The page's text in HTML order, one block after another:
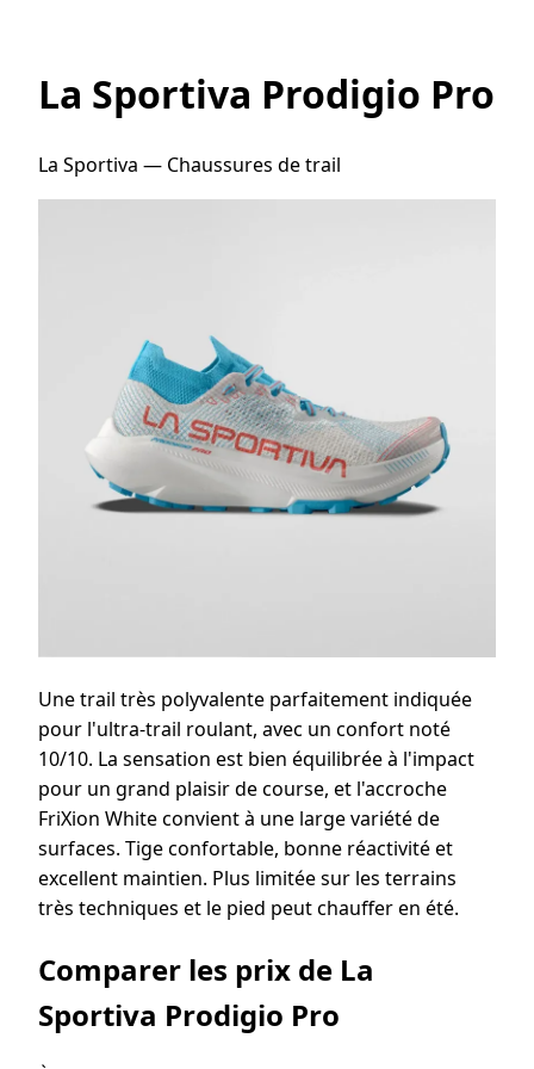
La Sportiva Prodigio Pro
La Sportiva — Chaussures de trail
Une trail très polyvalente parfaitement indiquée
pour l'ultra-trail roulant, avec un confort noté
10/10. La sensation est bien équilibrée à l'impact
pour un grand plaisir de course, et l'accroche
FriXion White convient à une large variété de
surfaces. Tige confortable, bonne réactivité et
excellent maintien. Plus limitée sur les terrains
très techniques et le pied peut chauffer en été.
Comparer les prix de La
Sportiva Prodigio Pro